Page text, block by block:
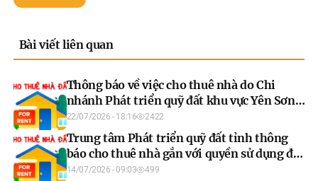
Bài viết liên quan
Thông báo về việc cho thuê nhà do Chi
nhánh Phát triển quỹ đất khu vực Yên Sơn
quản lý, khai thác năm 2026 (đợt 1)
22/07/2026 - 18:16 2422
Trung tâm Phát triển quỹ đất tỉnh thông
báo cho thuê nhà gắn với quyền sử dụng đất
đợt 1 năm 2026
14/07/2026 - 09:03 499